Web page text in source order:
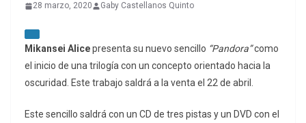
28 marzo, 2020 Gaby Castellanos Quinto
Mikansei Alicepresenta su nuevo sencillo “Pandora”como
el inicio de una trilogía con un concepto orientado hacia la
oscuridad. Este trabajo saldrá a la venta el 22 de abril.
Este sencillo saldrá con un CD de tres pistas y un DVD con el